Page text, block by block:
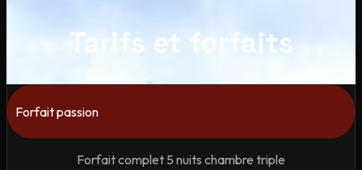
Tarifs et forfaits
Forfait passion
Forfait complet 5 nuits chambre triple